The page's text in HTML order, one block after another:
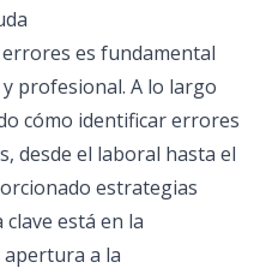
es fundamental
profesional. A lo largo
cómo identificar errores
desde el laboral hasta el
estrategias
está en la
a la